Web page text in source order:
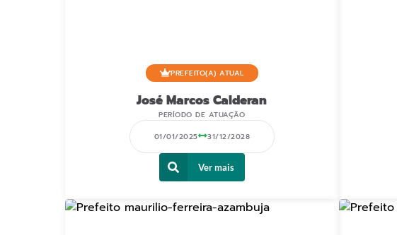
PREFEITO(A) ATUAL
José Marcos Calderan
PERÍODO DE ATUAÇÃO
01/01/2025 31/12/2028
Ver mais